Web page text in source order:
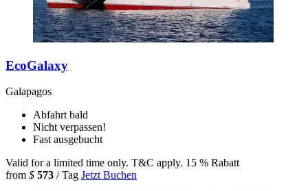
EcoGalaxy
Galapagos
Abfahrt bald
Nicht verpassen!
Fast ausgebucht
Valid for a limited time only. T&C apply. 15 % Rabatt
from $ 573 / Tag Jetzt Buchen